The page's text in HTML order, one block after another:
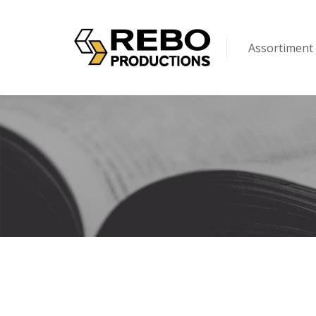
Assortiment
Puzzels &
Op maat